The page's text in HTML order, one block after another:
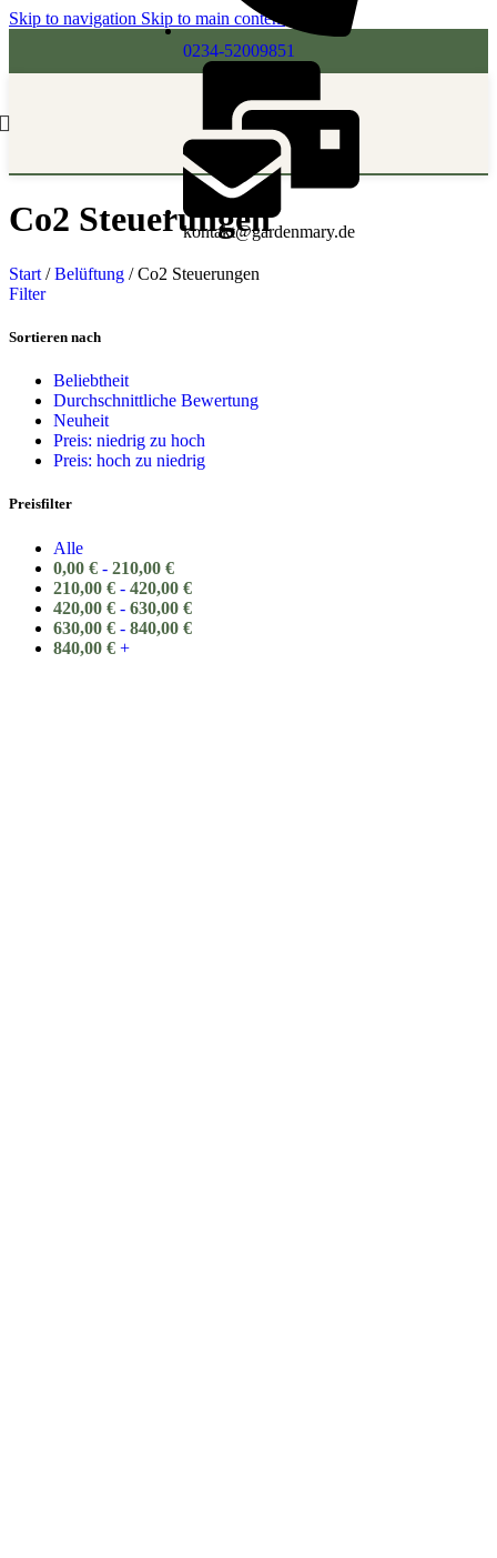
Skip to navigation Skip to main content
0234-52009851
kontakt@gardenmary.de
Co2 Steuerungen
Start / Belüftung / Co2 Steuerungen
Filter
Sortieren nach
Beliebtheit
Durchschnittliche Bewertung
Neuheit
Preis: niedrig zu hoch
Preis: hoch zu niedrig
Preisfilter
Alle
0,00 € - 210,00 €
210,00 € - 420,00 €
420,00 € - 630,00 €
630,00 € - 840,00 €
840,00 € +